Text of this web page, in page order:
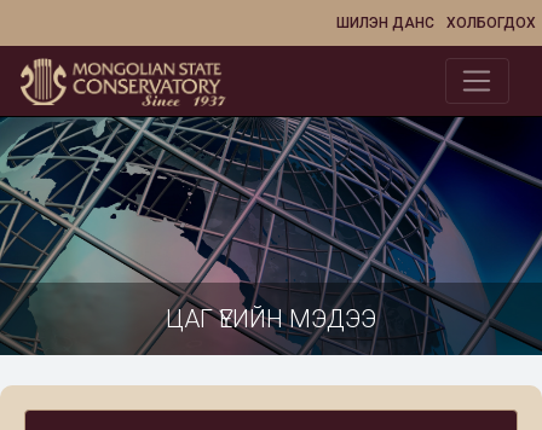
ХОЛБОГДОХ
ШИЛЭН ДАНС
ЦАГ ҮЕИЙН МЭДЭЭ